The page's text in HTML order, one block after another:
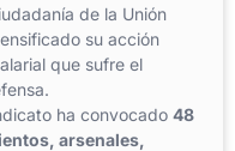
de la Unión
su acción
que sufre el
ha convocado 48
arsenales,